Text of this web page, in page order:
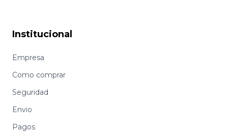
Institucional
Empresa
Como comprar
Seguridad
Envio
Pagos